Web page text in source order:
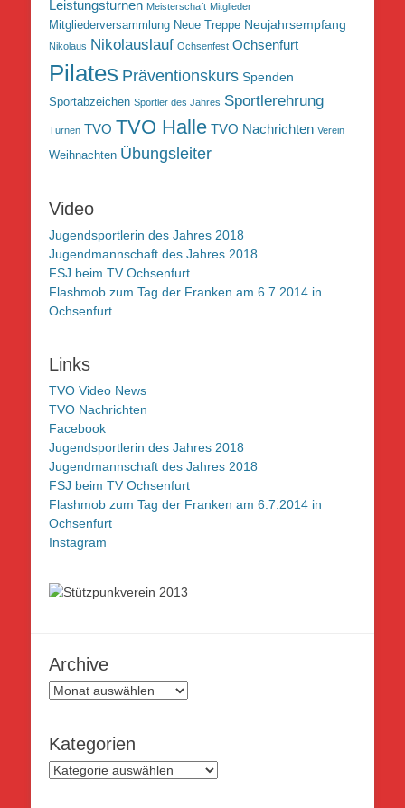
Leistungsturnen Meisterschaft Mitglieder
Mitgliederversammlung Neue Treppe Neujahrsempfang
Nikolaus Nikolauslauf Ochsenfest Ochsenfurt
Pilates Präventionskurs Spenden
Sportabzeichen Sportler des Jahres Sportlerehrung
Turnen TVO TVO Halle TVO Nachrichten Verein
Weihnachten Übungsleiter
Video
Jugendsportlerin des Jahres 2018
Jugendmannschaft des Jahres 2018
FSJ beim TV Ochsenfurt
Flashmob zum Tag der Franken am 6.7.2014 in
Ochsenfurt
Links
TVO Video News
TVO Nachrichten
Facebook
Jugendsportlerin des Jahres 2018
Jugendmannschaft des Jahres 2018
FSJ beim TV Ochsenfurt
Flashmob zum Tag der Franken am 6.7.2014 in
Ochsenfurt
Instagram
Archive
Archive
Kategorien
Kategorien